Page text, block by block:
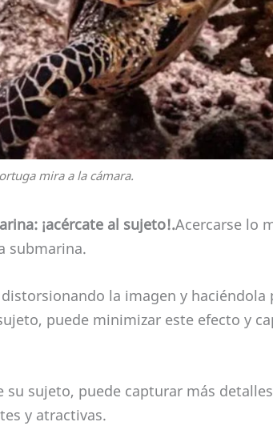
mira a la cámara.
¡acércate al sujeto!.Acercarse lo
submarina.
la imagen y haciéndola
puede minimizar este efecto y
su sujeto, puede capturar más
y atractivas.